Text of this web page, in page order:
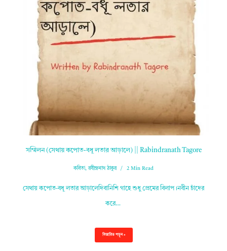
সম্মিলন (সেথায় কপোত-বধূ লতার আড়ালে) || Rabindranath Tagore
কবিতা,রবীন্দ্রনাথ ঠাকুর 2 Min Read
সেথায় কপোত-বধূ লতার আড়ালেদিবানিশি গাহে শুধু প্রেমের বিলাপ।নবীন চাঁদের
করে…
বিস্তারিত পড়ুন »